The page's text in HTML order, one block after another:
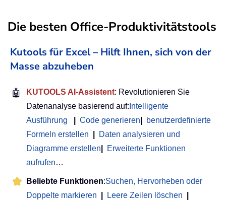
Die besten Office-Produktivitätstools
Kutools für Excel – Hilft Ihnen, sich von der
Masse abzuheben
🤖 KUTOOLS AI-Assistent: Revolutionieren Sie
Datenanalyse basierend auf: Intelligente
Ausführung
Code generieren
benutzerdefinierte
Formeln erstellen
Daten analysieren und
Diagramme erstellen
Erweiterte Funktionen
aufrufen…
Beliebte Funktionen:Suchen, Hervorheben oder
Doppelte markieren
Leere Zeilen löschen